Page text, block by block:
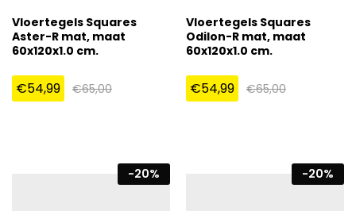
Vloertegels Squares
Aster-R mat, maat
60x120x1.0 cm.
€54,99 €65,00
Vloertegels Squares
Odilon-R mat, maat
60x120x1.0 cm.
€54,99 €65,00
-20% -20%